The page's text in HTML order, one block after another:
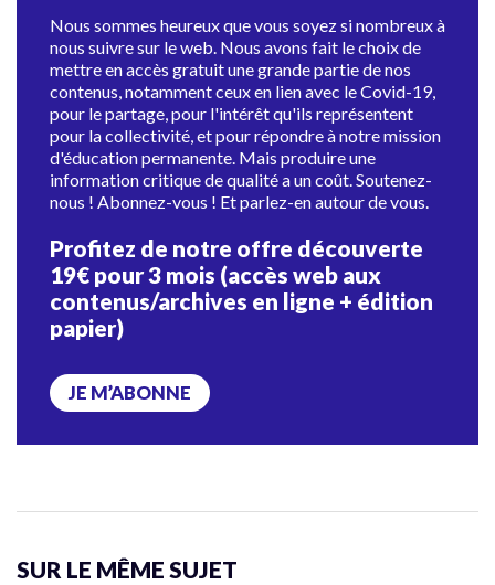
Nous sommes heureux que vous soyez si nombreux à
nous suivre sur le web. Nous avons fait le choix de
mettre en accès gratuit une grande partie de nos
contenus, notamment ceux en lien avec le Covid-19,
pour le partage, pour l'intérêt qu'ils représentent
pour la collectivité, et pour répondre à notre mission
d'éducation permanente. Mais produire une
information critique de qualité a un coût. Soutenez-
nous ! Abonnez-vous ! Et parlez-en autour de vous.
Profitez de notre offre découverte
19€ pour 3 mois (accès web aux
contenus/archives en ligne + édition
papier)
JE M’ABONNE
SUR LE MÊME SUJET